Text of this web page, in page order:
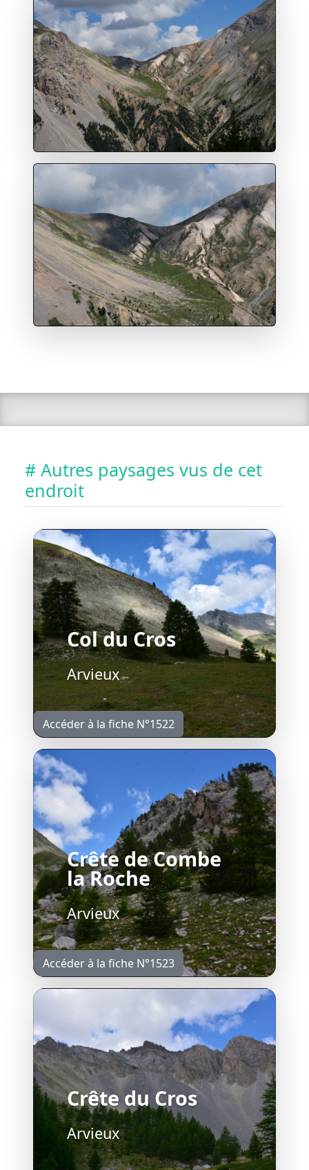
# Autres paysages vus de cet
endroit
Col du Cros
Arvieux
Accéder à la fiche N°1522
Crête de Combe
la Roche
Arvieux
Accéder à la fiche N°1523
Crête du Cros
Arvieux